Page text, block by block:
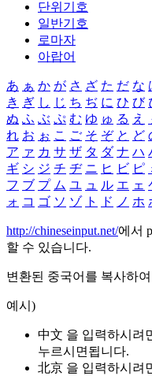
단위기호
일반기호
로마자
아랍어
あ ぁ か が さ ざ た だ な
き ぎ し じ ち ぢ に ひ び
ぬ ふ ぶ ぷ む ゆ ゅ る え
れ お ぉ こ ご そ ぞ と ど
ア ァ カ サ ザ タ ダ ナ ハ
ギ シ ジ チ ヂ ニ ヒ ビ ピ
フ ブ プ ム ユ ュ ル エ ェ
ォ コ ゴ ソ ゾ ト ド ノ ホ
http://chineseinput.net/에서
할 수 있습니다.
변환된 중국어를 복사하
예시)
中文 을 입력하시려
누르시면됩니다.
北京 을 입력하시려